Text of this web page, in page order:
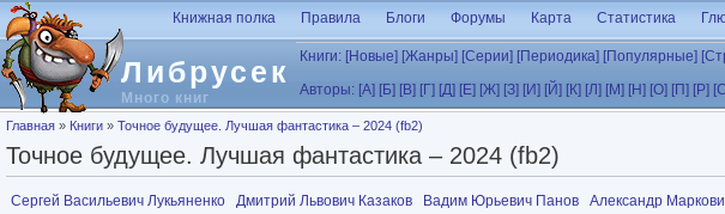
Перейти к основному содержанию
Либрусек
Много книг
Книжная полка Правила Блоги Форумы Карта Статистика
Книги: [Новые] [Жанры] [Серии] [Периодика] [Популярные]
Авторы: [А] [Б] [В] [Г] [Д] [Е] [Ж] [З] [И] [Й] [К] [Л] [М] [Н] [О] [П] [Р]
Вы здесь
Главная » Книги » Точное будущее. Лучшая фантастика – 2024 (fb2)
Точное будущее. Лучшая фантастика – 2024 (fb2)
Сергей Васильевич Лукьяненко Дмитрий Львович Казаков Вадим Юрьевич Панов Александр